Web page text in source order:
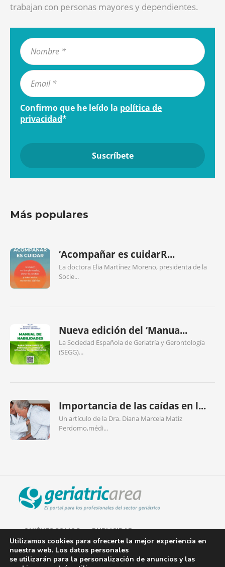
trabajan con personas mayores y dependientes.
Confirmo que he leído la política de
privacidad*
Más populares
‘Acompañar es cuidarR...
La doctora Elia Martínez Moreno, presidenta de la
Socie...
Nueva edición del ‘Manua...
La Sociedad Española de Geriatría y Gerontología
(SEGG)...
Importancia de las caídas en l...
Un artículo de la Dra. Diana Marcela Matiz
Perdomo,médi...
QUIÉNES SOMOS PUBLICIDAD
AVISO LEGAL
Utilizamos cookies para ofrecerte la mejor experiencia en
nuestra web. Los datos personales
se utilizarán para la personalización de anuncios y las